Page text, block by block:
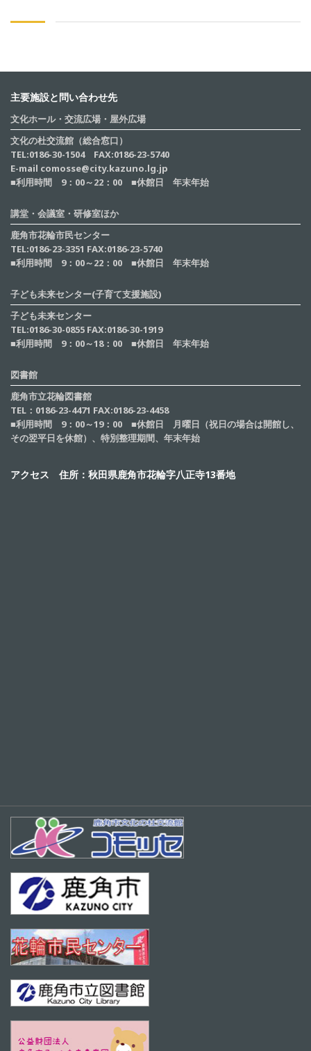
主要施設と問い合わせ先
文化ホール・交流広場・屋外広場
文化の杜交流館（総合窓口）
TEL:0186-30-1504 FAX:0186-23-5740
E-mail comosse@city.kazuno.lg.jp
■利用時間 9：00～22：00 ■休館日 年末年始
講堂・会議室・研修室ほか
鹿角市花輪市民センター
TEL:0186-23-3351 FAX:0186-23-5740
■利用時間 9：00～22：00 ■休館日 年末年始
子ども未来センター(子育て支援施設)
子ども未来センター
TEL:0186-30-0855 FAX:0186-30-1919
■利用時間 9：00～18：00 ■休館日 年末年始
図書館
鹿角市立花輪図書館
TEL：0186-23-4471 FAX:0186-23-4458
■利用時間 9：00～19：00 ■休館日 月曜日（祝日の場合は開館し、
その翌平日を休館）、特別整理期間、年末年始
アクセス 住所：秋田県鹿角市花輪字八正寺13番地